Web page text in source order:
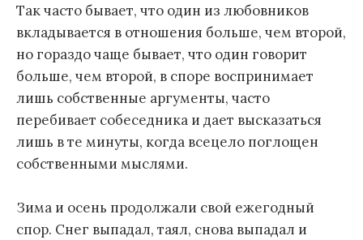
Так часто бывает, что один из любовников
вкладывается в отношения больше, чем второй,
но гораздо чаще бывает, что один говорит
больше, чем второй, в споре воспринимает
лишь собственные аргументы, часто
перебивает собеседника и дает высказаться
лишь в те минуты, когда всецело поглощен
собственными мыслями.
Зима и осень продолжали свой ежегодный
спор. Снег выпадал, таял, снова выпадал и